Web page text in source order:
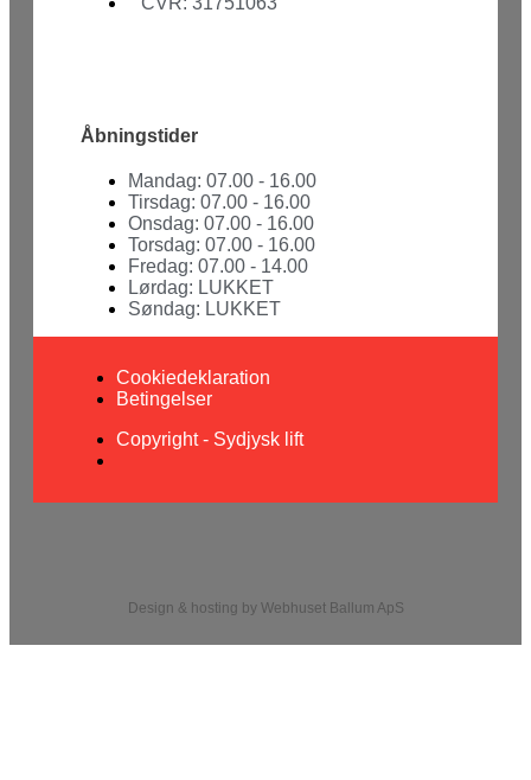
Åbningstider
Mandag: 07.00 - 16.00
Tirsdag: 07.00 - 16.00
Onsdag: 07.00 - 16.00
Torsdag: 07.00 - 16.00
Fredag: 07.00 - 14.00
Lørdag: LUKKET
Søndag: LUKKET
Cookiedeklaration
Betingelser
Copyright - Sydjysk lift
Design & hosting by Webhuset Ballum ApS